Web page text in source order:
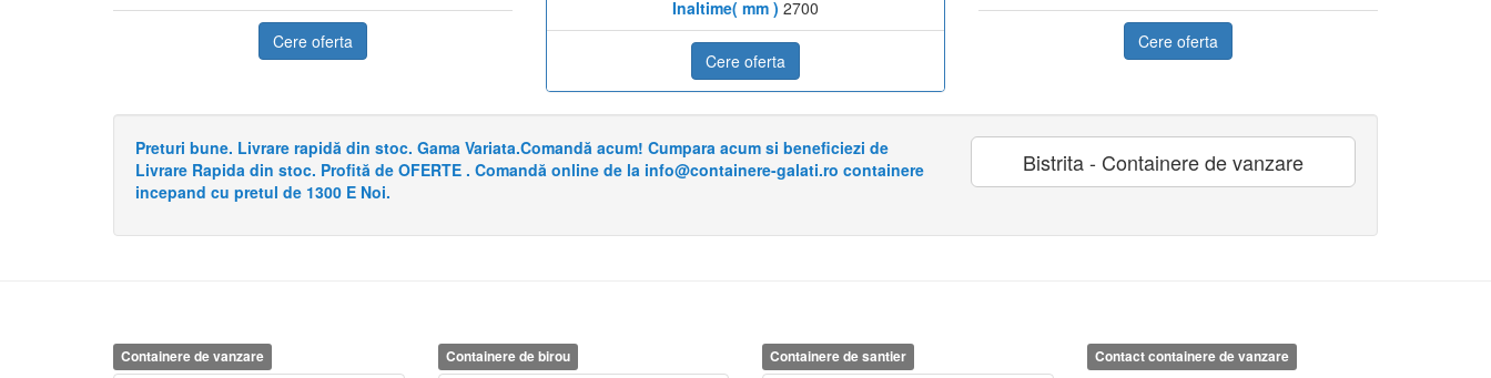
Cere oferta
Inaltime( mm ) 2700
Cere oferta
Cere oferta
Preturi bune. Livrare rapidă din stoc. Gama Variata.Comandă acum! Cumpara acum si beneficiezi de
Livrare Rapida din stoc. Profită de OFERTE . Comandă online de la info@containere-galati.ro containere
incepand cu pretul de 1300 E Noi.
Bistrita - Containere de vanzare
Containere de vanzare Containere de birou Containere de santier Contact containere de vanzare